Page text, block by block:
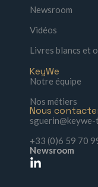
Newsroom
Vidéos
Livres blancs et
KeyWe
Notre équipe
Nos métiers
Nous
+33 (0)6 59 70
Newsroom